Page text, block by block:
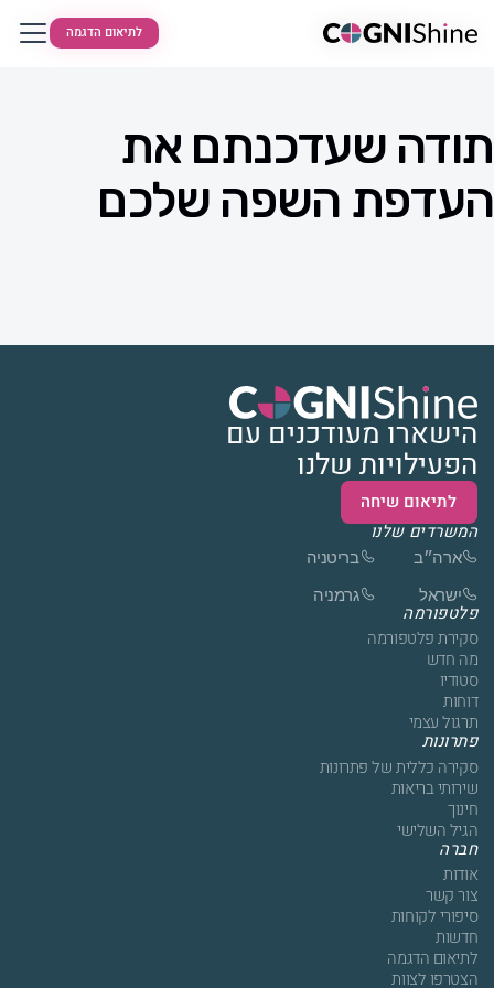
לתיאום הדגמה
תודה שעדכנתם את
העדפת השפה שלכם
הישארו מעודכנים עם
הפעילויות שלנו
לתיאום שיחה
המשרדים שלנו
ארה״ב
בריטניה
ישראל
גרמניה
פלטפורמה
סקירת פלטפורמה
מה חדש
סטודיו
דוחות
תרגול עצמי
פתרונות
סקירה כללית של פתרונות
שירותי בריאות
חינוך
הגיל השלישי
חברה
אודות
צור קשר
סיפורי לקוחות
חדשות
לתיאום הדגמה
הצטרפו לצוות
לתיאום הדגמה